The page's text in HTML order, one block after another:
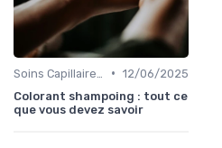
• 12/06/2025
Colorant shampoing : tout ce
que vous devez savoir